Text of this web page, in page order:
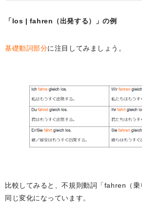
「los | fahren（出発する）」の例
基礎動詞部分に注目してみましょう。
比較してみると、不規則動詞「fahren（乗
同じ変化になっています。